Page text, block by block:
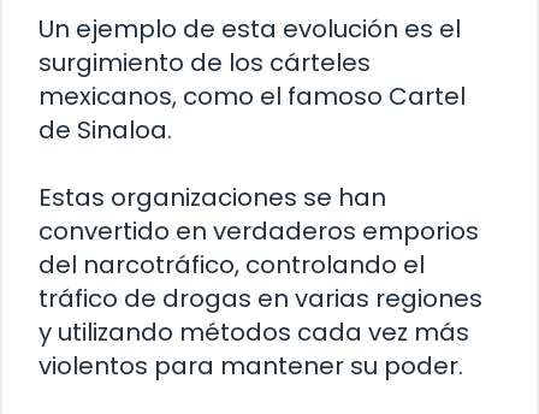
Un ejemplo de esta evolución es el
surgimiento de los cárteles
mexicanos, como el famoso Cartel
de Sinaloa.
Estas organizaciones se han
convertido en verdaderos emporios
del narcotráfico, controlando el
tráfico de drogas en varias regiones
y utilizando métodos cada vez más
violentos para mantener su poder.